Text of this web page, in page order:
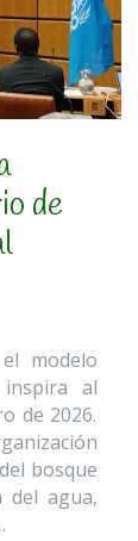
de
modelo
al
de 2026.
bosque
del agua,